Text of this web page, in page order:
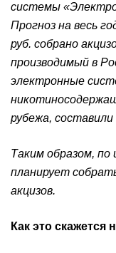
системы
Прогноз на весь
руб. собрано
производимый в
электронные
рубежа, составили
Таким образом,
планирует
акцизов.
Как это скажется